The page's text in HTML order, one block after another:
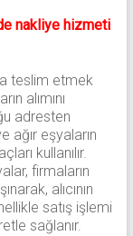
nakliye hizmeti
teslim etmek
alımını
adresten
ağır eşyaların
kullanılır.
firmaların
alıcının
satış işlemi
sağlanır.